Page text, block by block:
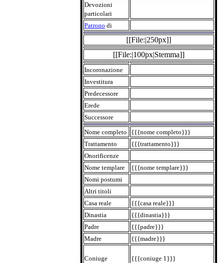
Devozioni
particolari
Patrono di
[[File:|250px]]
[[File:|100px|Stemma]]
Incoronazione
Investitura
Predecessore
Erede
Successore
Nome completo
{{{nome completo}}}
Trattamento
{{{trattamento}}}
Onorificenze
Nome templare
{{{nome templare}}}
Nomi postumi
Altri titoli
Casa reale
{{{casa reale}}}
Dinastia
{{{dinastia}}}
Padre
{{{padre}}}
Madre
{{{madre}}}
Coniuge {{{coniuge 1}}}